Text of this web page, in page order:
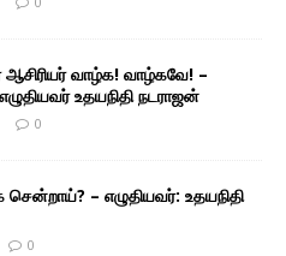
வாழ்க! வாழ்கவே! –
உதயநிதி நடராஜன்
0
சென்றாய்? – எழுதியவர்: உதயநிதி
0